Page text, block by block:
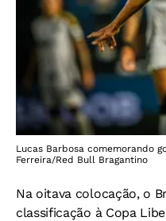
Lucas Barbosa comemorando
Ferreira/Red Bull Bragantino
Na oitava colocação, o
classificação à Copa